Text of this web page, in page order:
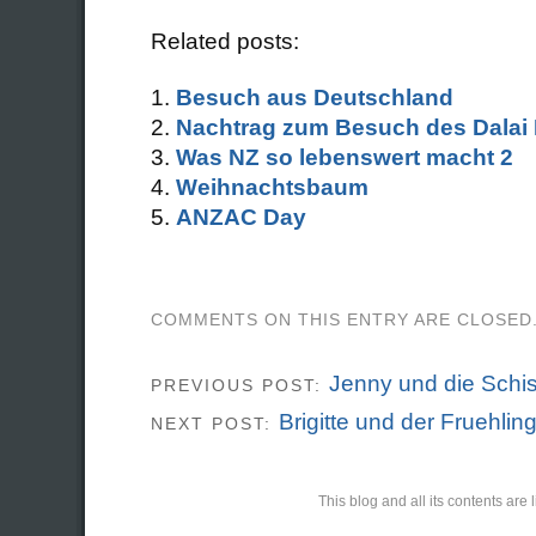
Related posts:
Besuch aus Deutschland
Nachtrag zum Besuch des Dalai
Was NZ so lebenswert macht 2
Weihnachtsbaum
ANZAC Day
COMMENTS ON THIS ENTRY ARE
PREVIOUS POST: Jenny und die
NEXT POST: Brigitte und der Fruehling
This blog and all its contents are